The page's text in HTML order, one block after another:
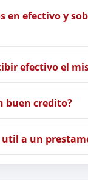
en efectivo y
efectivo el
buen credito?
util a un